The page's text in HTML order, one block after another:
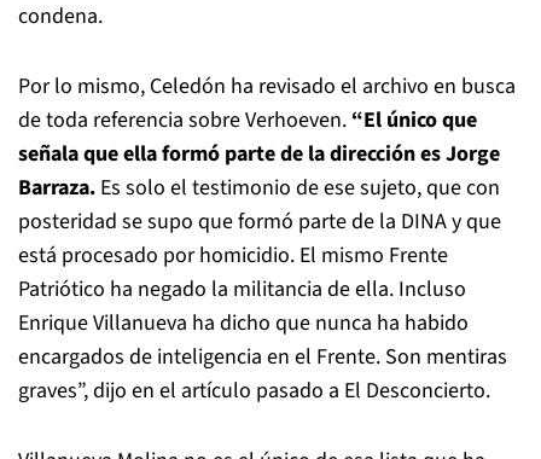
condena.
Por lo mismo, Celedón ha revisado el archivo en busca
de toda referencia sobre Verhoeven. “El único que
señala que ella formó parte de la dirección es Jorge
Barraza. Es solo el testimonio de ese sujeto, que con
posteridad se supo que formó parte de la DINA y que
está procesado por homicidio. El mismo Frente
Patriótico ha negado la militancia de ella. Incluso
Enrique Villanueva ha dicho que nunca ha habido
encargados de inteligencia en el Frente. Son mentiras
graves”, dijo en el artículo pasado a El Desconcierto.